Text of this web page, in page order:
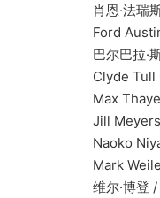
肖恩·法瑞斯 /
Ford Austin
巴尔巴拉·斯科拉
Clyde Tull
Max Thayer
Jill Meyers Jill
Naoko Niya
Mark Weiler
维尔·博登 /